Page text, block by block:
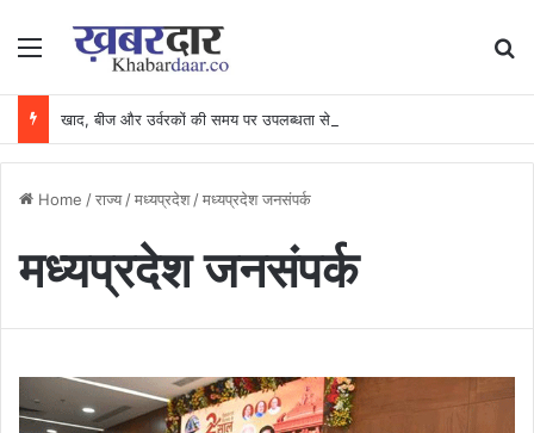
Menu
Home /राज्य /मध्यप्रदेश /मध्यप्रदेश जनसंपर्क
मध्यप्रदेश जनसंपर्क